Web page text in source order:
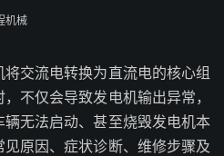
机械
交流电转换为直流电的核心组
不仅会导致发电机输出异常，
无法启动、甚至烧毁发电机本
原因、症状诊断、维修步骤及